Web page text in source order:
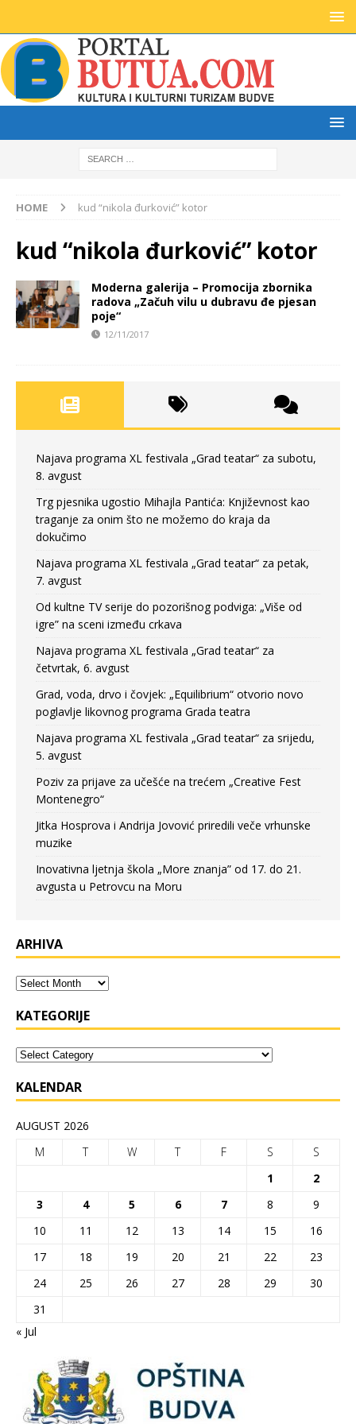
HOME kud “nikola đurković” kotor
kud “nikola đurković” kotor
Moderna galerija – Promocija zbornika
radova „Začuh vilu u dubravu đe pjesan
poje“
12/11/2017
Najava programa XL festivala „Grad teatar“ za subotu,
8. avgust
Trg pjesnika ugostio Mihajla Pantića: Književnost kao
traganje za onim što ne možemo do kraja da
dokučimo
Najava programa XL festivala „Grad teatar“ za petak,
7. avgust
Od kultne TV serije do pozorišnog podviga: „Više od
igre” na sceni između crkava
Najava programa XL festivala „Grad teatar“ za
četvrtak, 6. avgust
Grad, voda, drvo i čovjek: „Equilibrium“ otvorio novo
poglavlje likovnog programa Grada teatra
Najava programa XL festivala „Grad teatar“ za srijedu,
5. avgust
Poziv za prijave za učešće na trećem „Creative Fest
Montenegro“
Jitka Hosprova i Andrija Jovović priredili veče vrhunske
muzike
Inovativna ljetnja škola „More znanja” od 17. do 21.
avgusta u Petrovcu na Moru
ARHIVA
KATEGORIJE
KALENDAR
AUGUST 2026
M
T W T F S
S
1
2
3
4 5 6 7 8
9
10
11 12 13 14 15
16
17
18 19 20 21 22
23
24
25 26 27 28 29
30
31
« Jul